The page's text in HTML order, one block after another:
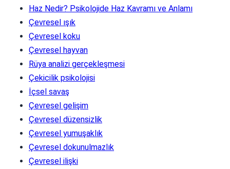
Haz Nedir? Psikolojide Haz Kavramı ve Anlamı
Çevresel ışık
Çevresel koku
Çevresel hayvan
Rüya analizi gerçekleşmesi
Çekicilik psikolojisi
İçsel savaş
Çevresel gelişim
Çevresel düzensizlik
Çevresel yumuşaklık
Çevresel dokunulmazlık
Çevresel ilişki